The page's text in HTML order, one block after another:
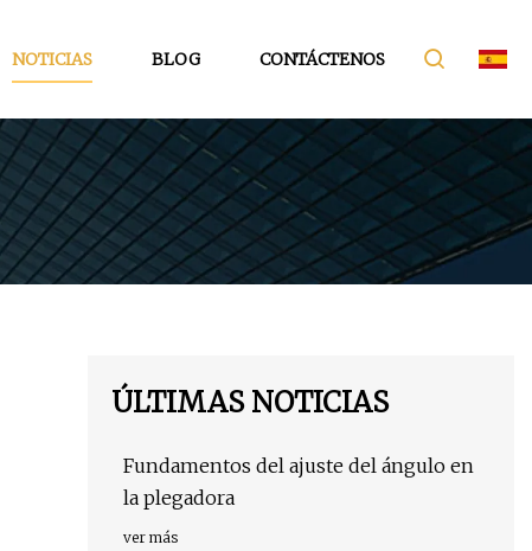
NOTICIAS BLOG CONTÁCTENOS
ÚLTIMAS NOTICIAS
Fundamentos del ajuste del ángulo en
la plegadora
ver más